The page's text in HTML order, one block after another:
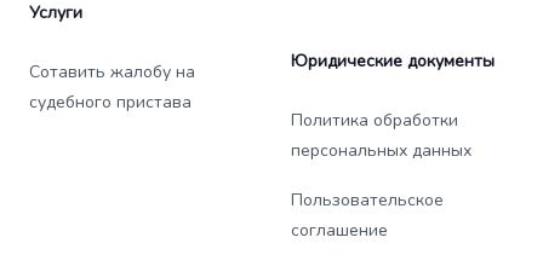
Услуги
Сотавить жалобу на
судебного пристава
Юридические документы
Политика обработки
персональных данных
Пользовательское
соглашение